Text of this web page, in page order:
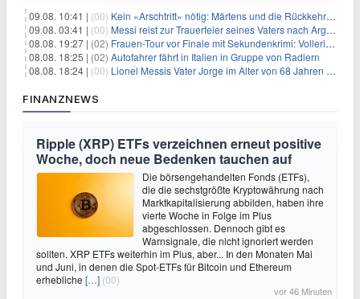
09.08. 10:41 | (00) Kein «Arschtritt» nötig: Märtens und die Rückkehr nach Paris
09.08. 03:41 | (00) Messi reist zur Trauerfeier seines Vaters nach Argentinien
08.08. 19:27 | (02) Frauen-Tour vor Finale mit Sekundenkrimi: Vollering in Gelb
08.08. 18:25 | (02) Autofahrer fährt in Italien in Gruppe von Radlern
08.08. 18:24 | (00) Lionel Messis Vater Jorge im Alter von 68 Jahren gestorben
FINANZNEWS
Ripple (XRP) ETFs verzeichnen erneut positive
Woche, doch neue Bedenken tauchen auf
Die börsengehandelten Fonds (ETFs),
die die sechstgrößte Kryptowährung nach
Marktkapitalisierung abbilden, haben ihre
vierte Woche in Folge im Plus
abgeschlossen. Dennoch gibt es
Warnsignale, die nicht ignoriert werden
sollten. XRP ETFs weiterhin im Plus, aber... In den Monaten Mai
und Juni, in denen die Spot-ETFs für Bitcoin und Ethereum
erhebliche […] (00)
vor 46 Minuten